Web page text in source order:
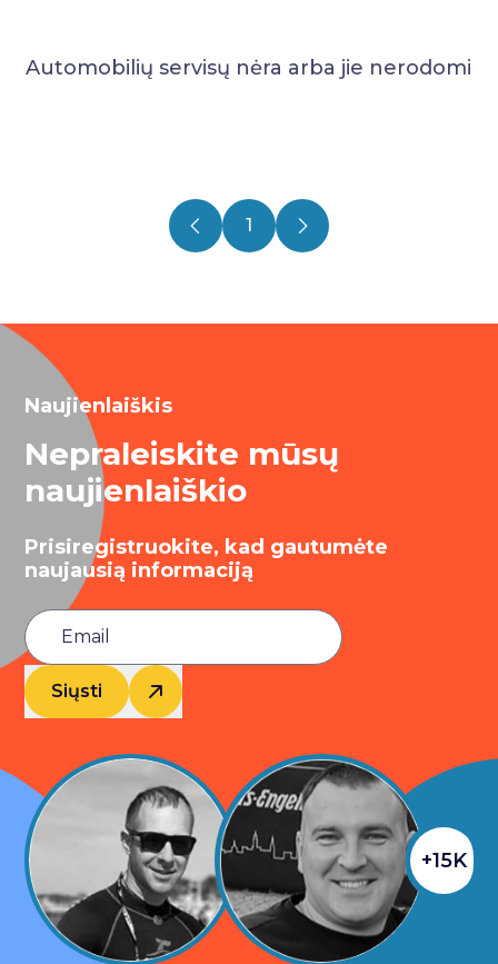
Automobilių servisų nėra arba jie nerodomi
1
Naujienlaiškis
Nepraleiskite mūsų
naujienlaiškio
Prisiregistruokite, kad gautumėte
naujausią informaciją
Siųsti
+15K